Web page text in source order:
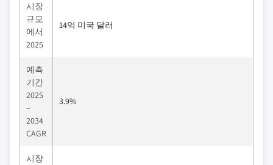
시장
규모
에서
2025
14억 미국 달러
예측
기간
2025
–
2034
CAGR
3.9%
시장